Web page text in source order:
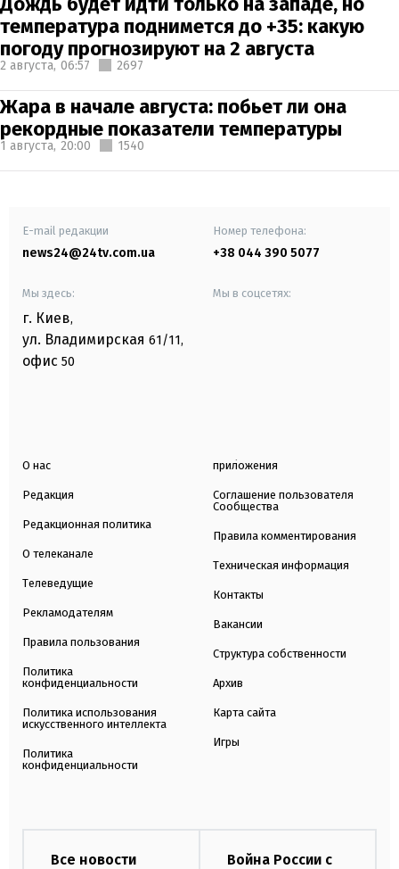
температура поднимется до +35: какую
погоду прогнозируют на 2 августа
2 августа, 06:57 2697
Жара в начале августа: побьет ли она
рекордные показатели температуры
1 августа, 20:00 1540
E-mail редакции
news24@24tv.com.ua
Номер телефона:
+38 044 390 5077
Мы здесь:
г. Киев,
ул. Владимирская 61/11,
офис 50
Мы в соцсетях:
О нас
Редакция
Редакционная политика
О телеканале
Телеведущие
Рекламодателям
Правила пользования
Политика
конфиденциальности
Политика использования
искусственного интеллекта
Политика
конфиденциальности
приложения
Соглашение пользователя
Сообщества
Правила комментирования
Техническая информация
Контакты
Вакансии
Структура собственности
Архив
Карта сайта
Игры
Все новости
Война России с